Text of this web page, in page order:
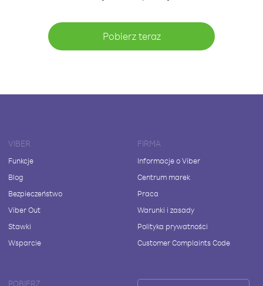
Pobierz teraz
VIBER
Funkcje
Blog
Bezpieczeństwo
Viber Out
Stawki
Wsparcie
FIRMA
Informacje o Viber
Centrum marek
Praca
Warunki i zasady
Polityka prywatności
Customer Complaints Code
POBIERZ